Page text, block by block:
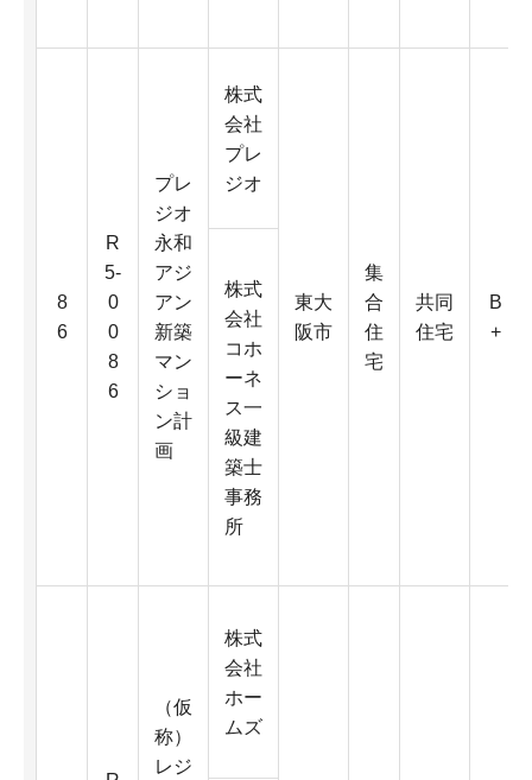
8
6
R
5-
0
0
8
6
プレ
ジオ
永和
アジ
アン
新築
マン
ショ
ン計
画
株式
会社
プレ
ジオ
東大
阪市
集
合
住
宅
共同
住宅
B
+
株式
会社
コホ
ーネ
ス一
級建
築士
事務
所
（仮
称）
レジ
株式
会社
ホー
ムズ